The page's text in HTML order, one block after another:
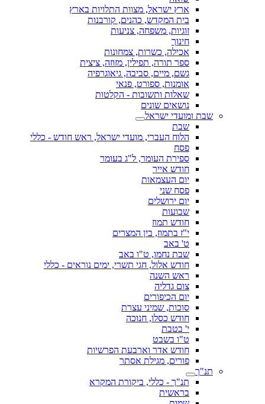
ארץ ישראל, מצוות התלויות בארץ
בית המקדש, כהנים, קורבנות
זוגיות, משפחה, צניעות
חינוך
אכילה, כשרות, צמחונות
ספר תורה, תפילין, מזוזה, ציצית
גשם, מיים, סביבה, גיאוגרפיה
אומנות, ספורט, פנאי
שאלות ותשובות - הקלטות
נושאים שונים
שבת ומועדי ישראל
שבת
הלוח העברי, מועדי ישראל, ראש חודש - כללי
פסח
ספירת העומר, ל"ג בעומר
חודש אייר
יום העצמאות
פסח שני
יום ירושלים
שבועות
חודש תמוז
י"ז בתמוז, בין המצרים
ט' באב
שבת נחמו, ט"ו באב
חודש אלול, חגי תשרי, ימים נוראים - כללי
ראש השנה
צום גדליה
יום הכיפורים
סוכות, שמיני עצרת
חודש כסלו, חנוכה
י' בטבת
ט"ו בשבט
חודש אדר וארבעת הפרשיות
פורים, מגילת אסתר
תנ"ך
תנ"ך - כללי, ביקורת המקרא
בראשית